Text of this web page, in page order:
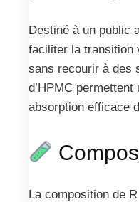
Destiné à un public
faciliter la transition
sans recourir à des
d’HPMC
absorption efficace
La composition de